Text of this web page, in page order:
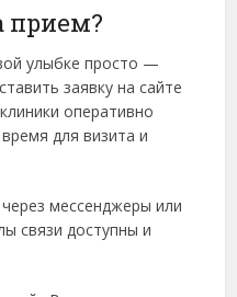
прием?
улыбке просто —
заявку на сайте
оперативно
для визита и
мессенджеры или
связи доступны и